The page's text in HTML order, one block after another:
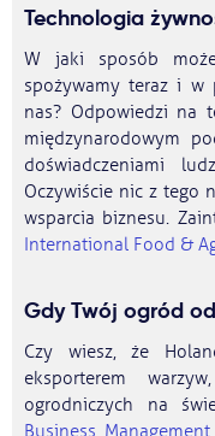
Technologia
W jaki sposób
spożywamy teraz i w
nas? Odpowiedzi na
międzynarodowym
doświadczeniami
Oczywiście nic z tego
wsparcia biznesu.
International Food &
Gdy Twój ogród
Czy wiesz, że
eksporterem
ogrodniczych na